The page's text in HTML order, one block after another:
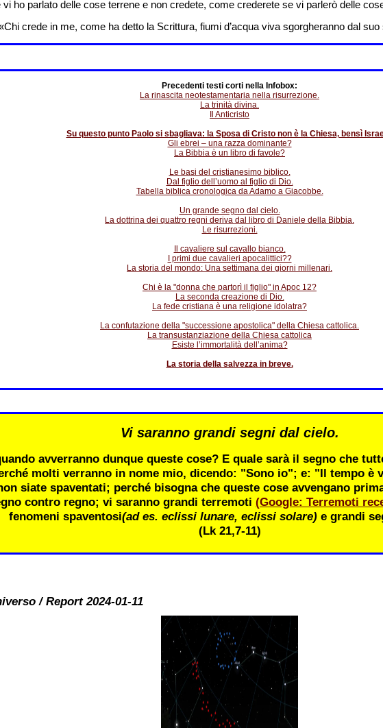
vi ho parlato delle cose terrene e non credete, come crederete se vi parlerò delle
crede in me, come ha detto la Scrittura, fiumi d’acqua viva sgorgheranno dal
Precedenti testi corti nella Infobox:
La rinascita neotestamentaria nella risurrezione.
La trinità divina.
Il Anticristo
Su questo punto Paolo si sbagliava: la Sposa di Cristo non è la Chiesa, bensì
Gli ebrei – una razza dominante?
La Bibbia è un libro di favole?
Le basi del cristianesimo biblico.
Dal figlio dell’uomo al figlio di Dio.
Tabella biblica cronologica da Adamo a Giacobbe.
Un grande segno dal cielo.
La dottrina dei quattro regni deriva dal libro di Daniele della Bibbia.
Le risurrezioni.
Il cavaliere sul cavallo bianco.
I primi due cavalieri apocalittici??
La storia del mondo: Una settimana dei giorni millenari.
Chi è la "donna che partorì il figlio" in Apoc 12?
La seconda creazione di Dio.
La fede cristiana è una religione idolatra?
La confutazione della "successione apostolica" della Chiesa cattolica.
La transustanziazione della Chiesa cattolica
Esiste l’immortalità dell’anima?
La storia della salvezza in breve.
Vi saranno grandi segni dal cielo.
avverranno dunque queste cose? E quale sarà il segno che
molti verranno in nome mio, dicendo: "Sono io"; e: "Il tempo è
siate spaventati; perché bisogna che queste cose avvengano
contro regno; vi saranno grandi terremoti (Google: Terremoti
fenomeni spaventosi(ad es. eclissi lunare, eclissi solare) e grandi
(Lk 21,7-11)
/ Report 2024-01-11